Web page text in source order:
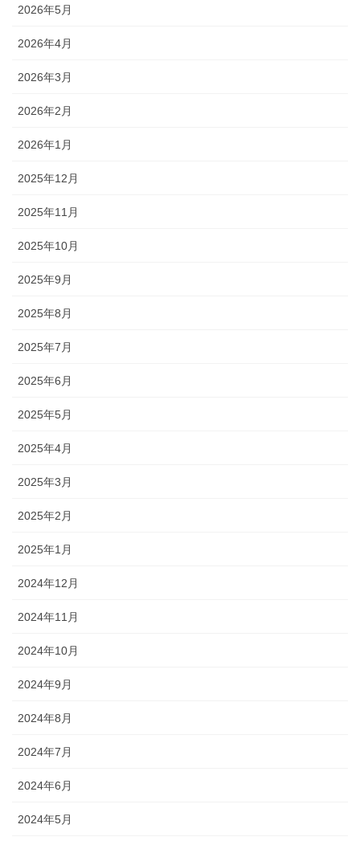
2026年5月
2026年4月
2026年3月
2026年2月
2026年1月
2025年12月
2025年11月
2025年10月
2025年9月
2025年8月
2025年7月
2025年6月
2025年5月
2025年4月
2025年3月
2025年2月
2025年1月
2024年12月
2024年11月
2024年10月
2024年9月
2024年8月
2024年7月
2024年6月
2024年5月